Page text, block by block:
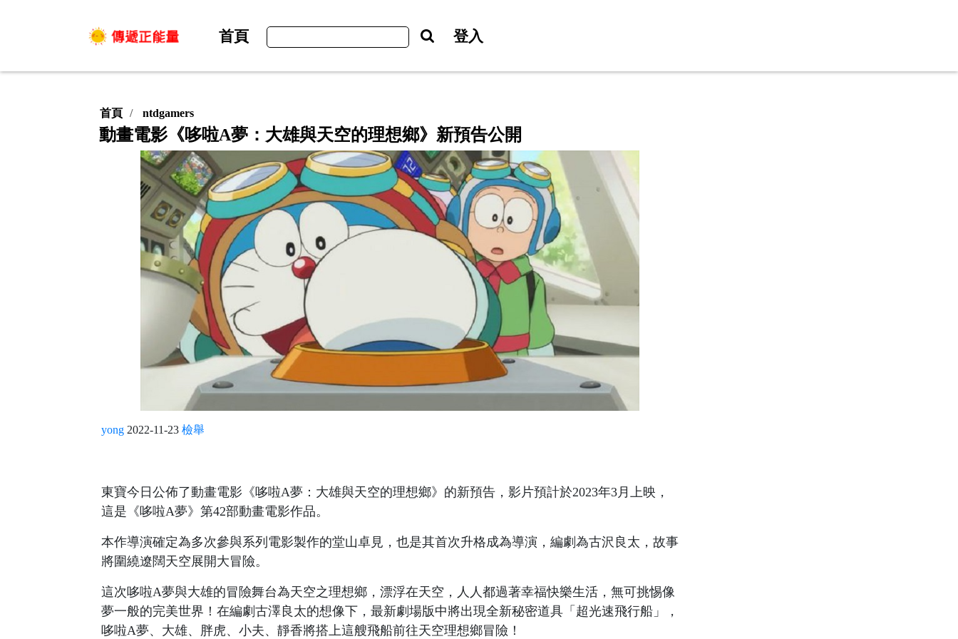
首頁 登入
首頁 ntdgamers
動畫電影《哆啦A夢：大雄與天空的理想鄉》新預告公開
yong 2022-11-23 檢舉
東寶今日公佈了動畫電影《哆啦A夢：大雄與天空的理想鄉》的新預告，影片預計於2023年3月上映，
這是《哆啦A夢》第42部動畫電影作品。
本作導演確定為多次參與系列電影製作的堂山卓見，也是其首次升格成為導演，編劇為古沢良太，故事
將圍繞遼闊天空展開大冒險。
這次哆啦A夢與大雄的冒險舞台為天空之理想鄉，漂浮在天空，人人都過著幸福快樂生活，無可挑惕像
夢一般的完美世界！在編劇古澤良太的想像下，最新劇場版中將出現全新秘密道具「超光速飛行船」，
哆啦A夢、大雄、胖虎、小夫、靜香將搭上這艘飛船前往天空理想鄉冒險！